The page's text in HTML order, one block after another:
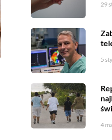
29
5
4